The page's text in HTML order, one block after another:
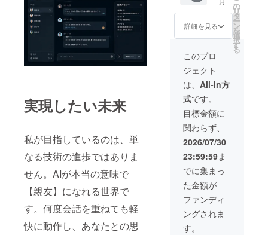
実現したい未来
私が目指しているのは、単
なる技術の進歩ではありま
せん。AIが本当の意味で
【親友】になれる世界で
す。何度会話を重ねても軽
快に動作し、あなたとの思
までの
会話制
限あり
は50回
定） ■
一般公
開より
最大1年
早い、
支援者
限定
ベータ
ス権付
き ■ 開
発進捗
の限定
レポー
トをお
届け
間） ※
リリー
ス予定
1月1日
です。
これよ
り早く
リリー
スされ
た場合
も、リ
リース
日から2
年間の
期間を
保証し
ます ※1
日30回
までの
会話制
限あり
ターラ
イセン
ス（3
年）」
をご提
供しま
す。 ※
ライセ
ンス期
間はリ
リース
日から3
年間で
す（有
効期
限：リ
リース
日から
起算し
て3年
間） ※
リリー
ス予定
詳細を見る
の
リ
タ
ー
ン
を
選
択
す
る
このプロ
ジェクト
は、 All-In方
式です。
目標金額に
関わらず、
2026/07/30
23:59:59ま
でに集まっ
た金額が
ファンディ
ングされま
す。